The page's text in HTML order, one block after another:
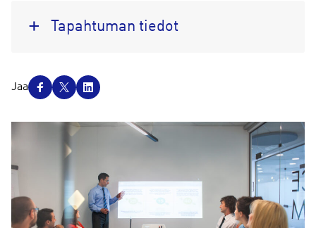
Tapahtuman tiedot
J
Jaa